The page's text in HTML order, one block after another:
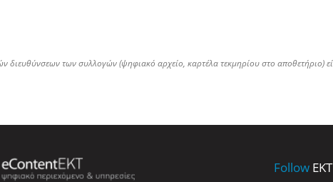
διευθύνσεων των συλλογών (ψηφιακό αρχείο, καρτέλα τεκμηρίου στο αποθετήριο)
Follow EKT